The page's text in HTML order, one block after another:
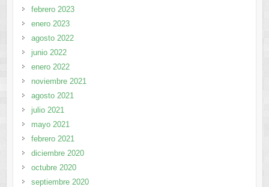
febrero 2023
enero 2023
agosto 2022
junio 2022
enero 2022
noviembre 2021
agosto 2021
julio 2021
mayo 2021
febrero 2021
diciembre 2020
octubre 2020
septiembre 2020